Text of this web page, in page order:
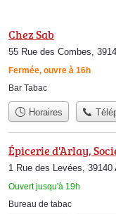
Chez Sab
55 Rue des Combes,
Fermée, ouvre à 16h
Bar Tabac
Horaires
Épicerie d'Arlay,
1 Rue des Levées, 39140
Ouvert jusqu'à 19h
Bureau de tabac